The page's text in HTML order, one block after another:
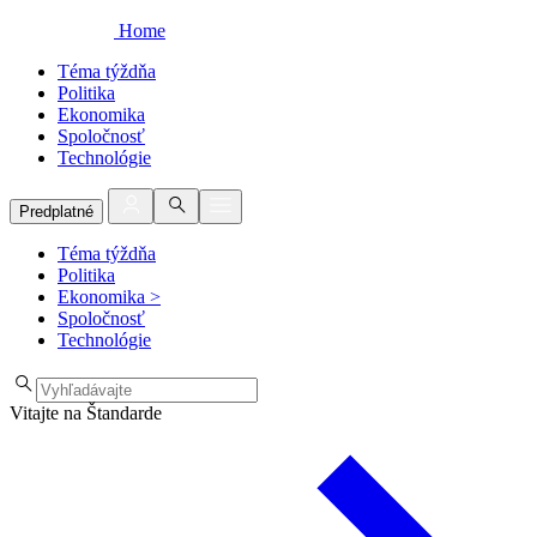
Home
Téma týždňa
Politika
Ekonomika
Spoločnosť
Technológie
Predplatné
Téma týždňa
Politika
Ekonomika >
Spoločnosť
Technológie
Vitajte na Štandarde